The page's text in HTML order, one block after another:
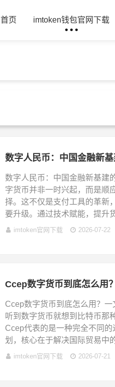
首页 imtoken钱包官网下载
数字人民币：中国金融新
数字人民币：中国金融新基建
字货币并非一时兴起，而是顺
择。这不仅是支付工具的革新
要升级。通过技术赋能，提升
imtoken官网下载 2026-07-22
Ccep数字货币到底怎么用
Ccep数字货币到底怎么用？
听到数字货币就想到比特币那
Ccep代表的是一种完全不同
划，核心在于解决国际贸易中
imtoken官网下载 2026-07-21